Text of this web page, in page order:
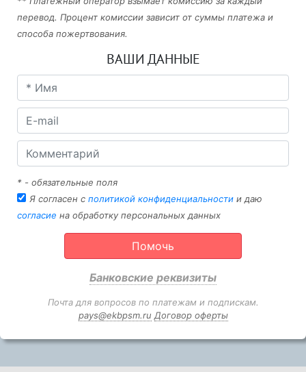
перевод. Процент комиссии зависит от суммы платежа и
способа пожертвования.
ВАШИ ДАННЫЕ
* - обязательные поля
Я согласен с политикой конфиденциальности и даю
согласие на обработку персональных данных
Помочь
Банковские реквизиты
Почта для вопросов по платежам и подпискам.
pays@ekbpsm.ru Договор оферты